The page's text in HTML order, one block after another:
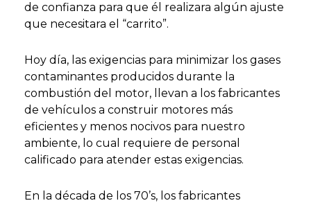
de confianza para que él realizara algún ajuste
que necesitara el “carrito”.
Hoy día, las exigencias para minimizar los gases
contaminantes producidos durante la
combustión del motor, llevan a los fabricantes
de vehículos a construir motores más
eficientes y menos nocivos para nuestro
ambiente, lo cual requiere de personal
calificado para atender estas exigencias.
En la década de los 70’s, los fabricantes